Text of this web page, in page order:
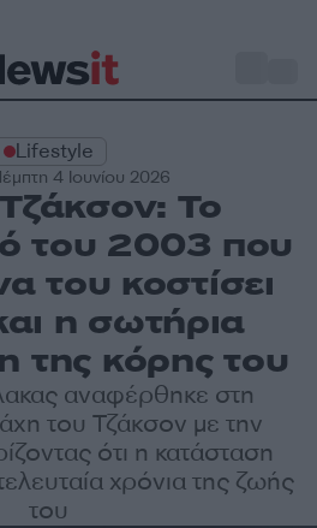
Lifestyle
4 Ιουνίου 2026
Το
του 2003 που
του κοστίσει
η σωτήρια
της κόρης του
αναφέρθηκε στη
του Τζάκσον με την
ότι η κατάσταση
χρόνια της ζωής
του